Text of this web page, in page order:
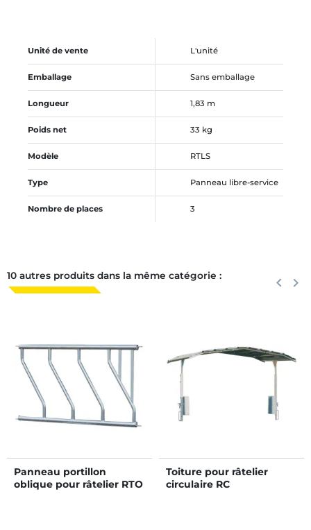
Unité de vente L'unité
Emballage Sans emballage
Longueur 1,83 m
Poids net 33 kg
Modèle RTLS
Type Panneau libre-service
Nombre de places 3
10 autres produits dans la même catégorie : keyboard_arrow_left keyboard_arrow_right
Panneau portillon
oblique pour râtelier RTO
Toiture pour râtelier
circulaire RC